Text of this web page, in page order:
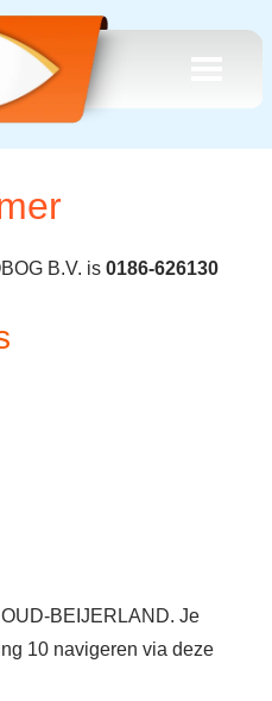
B.V. is 0186-626130
BEIJERLAND. Je
10 navigeren via deze